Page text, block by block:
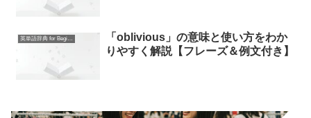
英単語辞典 for Beginners
「oblivious」の意味と使い方をわか
りやすく解説【フレーズ＆例文付き】